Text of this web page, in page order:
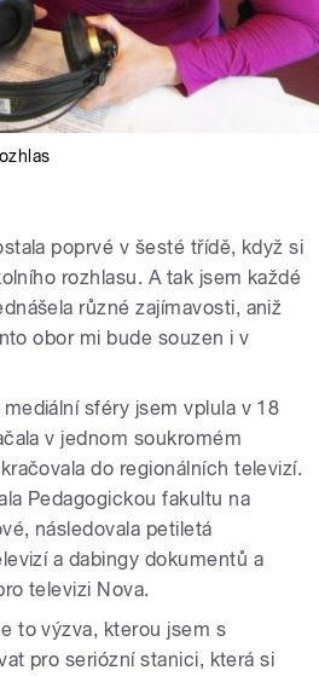
poprvé v šesté třídě, když si
rozhlasu. A tak jsem každé
různé zajímavosti, aniž
obor mi bude souzen i v
mediální sféry jsem vplula v 18
v jednom soukromém
do regionálních televizí.
Pedagogickou fakultu na
následovala petiletá
a dabingy dokumentů a
televizi Nova.
to výzva, kterou jsem s
pro seriózní stanici, která si